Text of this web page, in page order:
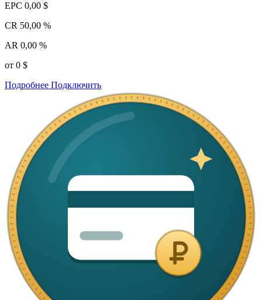
EPC 0,00 $
CR 50,00 %
AR 0,00 %
от 0 $
Подробнее Подключить